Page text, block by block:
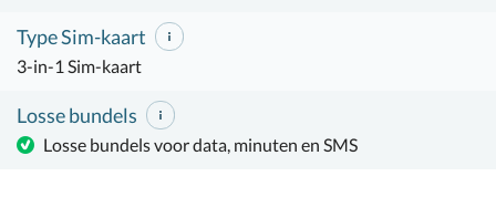
Type Sim-kaart
3-in-1 Sim-kaart
Losse bundels
Losse bundels voor data, minuten en SMS